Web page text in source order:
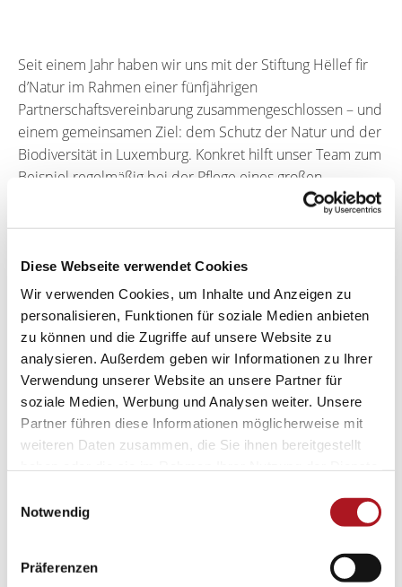
Diese Webseite verwendet Cookies
Wir verwenden Cookies, um Inhalte und Anzeigen zu
personalisieren, Funktionen für soziale Medien anbieten
zu können und die Zugriffe auf unsere Website zu
analysieren. Außerdem geben wir Informationen zu Ihrer
Verwendung unserer Website an unsere Partner für
soziale Medien, Werbung und Analysen weiter. Unsere
Partner führen diese Informationen möglicherweise mit
weiteren Daten zusammen, die Sie ihnen bereitgestellt
Notwendig
Präferenzen
Seit einem Jahr haben wir uns mit der Stiftung Hëllef fir
d’Natur im Rahmen einer fünfjährigen
Partnerschaftsvereinbarung zusammengeschlossen – und
einem gemeinsamen Ziel: dem Schutz der Natur und der
Biodiversität in Luxemburg. Konkret hilft unser Team zum
Beispiel regelmäßig bei der Pflege eines großen
Obstgartens im Naturschutzgebiet Ditgesbaach in
Weitere Informationen über die Stiftung Hëllef fir d’Natur
www.naturemwelt.lu